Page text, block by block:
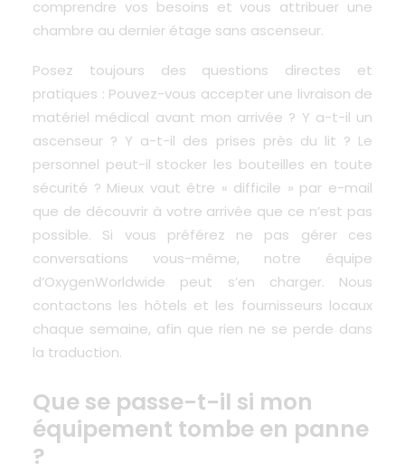
comprendre vos besoins et vous attribuer une
chambre au dernier étage sans ascenseur.
Posez toujours des questions directes et
pratiques : Pouvez-vous accepter une livraison de
matériel médical avant mon arrivée ? Y a-t-il un
ascenseur ? Y a-t-il des prises près du lit ? Le
personnel peut-il stocker les bouteilles en toute
sécurité ? Mieux vaut être « difficile » par e-mail
que de découvrir à votre arrivée que ce n’est pas
possible. Si vous préférez ne pas gérer ces
conversations vous-même, notre équipe
d’OxygenWorldwide peut s’en charger. Nous
contactons les hôtels et les fournisseurs locaux
chaque semaine, afin que rien ne se perde dans
la traduction.
Que se passe-t-il si mon
équipement tombe en panne
?